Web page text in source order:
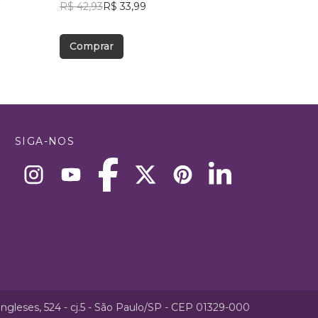
R$ 42,93R$ 33,99
Comprar
SIGA-NOS
524 - cj.5 - São Paulo/SP - CEP 01329-000